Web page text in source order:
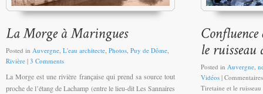
Posted in Auvergne L'eau architecte Photos Puy de Dôme
Rivière | 3 Comments
La Morge est une rivière française qui prend sa source tout
proche de l’étang de Lachamp (entre le lieu-dit Les Sannaires
Posted in Auvergne,
Vidéos |
Tiretaine et le